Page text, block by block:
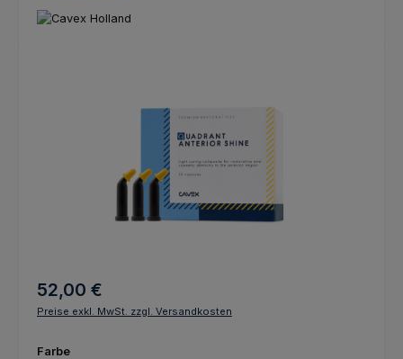
Regulärer Preis:
52,00 €
Preise exkl. MwSt. zzgl. Versandkosten
Farbeauswählen